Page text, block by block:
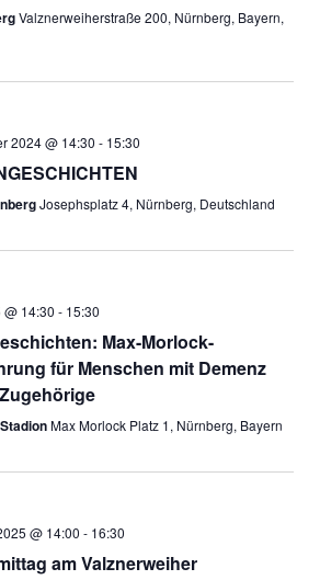
Valznerweiherstraße 200, Nürnberg, Bayern,
2024 @ 14:30 - 15:30
Josephsplatz 4, Nürnberg, Deutschland
14:30 - 15:30
Max-Morlock-
für Menschen mit Demenz
Max Morlock Platz 1, Nürnberg, Bayern
@ 14:00 - 16:30
am Valznerweiher